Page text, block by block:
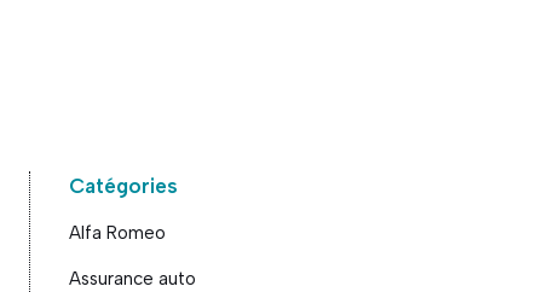
Catégories
Alfa Romeo
Assurance auto